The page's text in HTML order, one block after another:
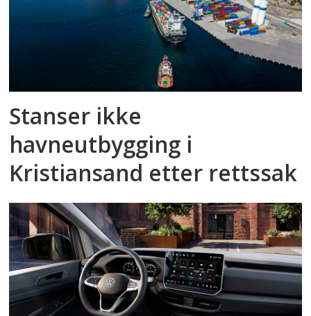
Stanser ikke
havneutbygging i
Kristiansand etter rettssak